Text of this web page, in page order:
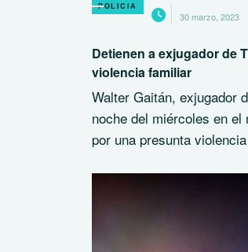
POLICIA
30 marzo, 2023
Detienen a exjugador de
violencia familiar
Walter Gaitán, exjugador
noche del miércoles en el
por una presunta